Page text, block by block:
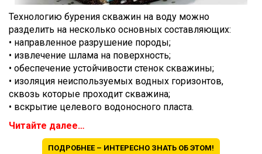
Технологию бурения скважин на воду можно
разделить на несколько основных составляющих:
• направленное разрушение породы;
• извлечение шлама на поверхность;
• обеспечение устойчивости стенок скважины;
• изоляция неиспользуемых водных горизонтов,
сквозь которые проходит скважина;
• вскрытие целевого водоносного пласта.
Читайте далее…
ПОДРОБНЕЕ – ИНТЕРЕСНО ЗНАТЬ ОБ ЭТОМ!